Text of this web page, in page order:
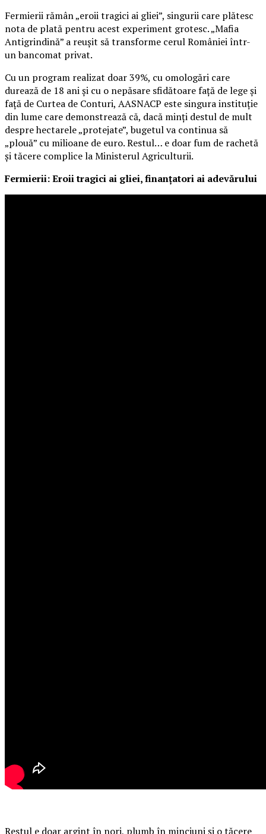
Fermierii rămân „eroii tragici ai gliei”, singurii care plătesc
nota de plată pentru acest experiment grotesc. „Mafia
Antigrindină” a reușit să transforme cerul României într-
un bancomat privat.
Cu un program realizat doar 39%, cu omologări care
durează de 18 ani și cu o nepăsare sfidătoare față de lege și
față de Curtea de Conturi, AASNACP este singura instituție
din lume care demonstrează că, dacă minți destul de mult
despre hectarele „protejate”, bugetul va continua să
„plouă” cu milioane de euro. Restul… e doar fum de rachetă
și tăcere complice la Ministerul Agriculturii.
Fermierii: Eroii tragici ai gliei, finanțatori ai adevărului
Restul e doar argint în nori, plumb în minciuni și o tăcere